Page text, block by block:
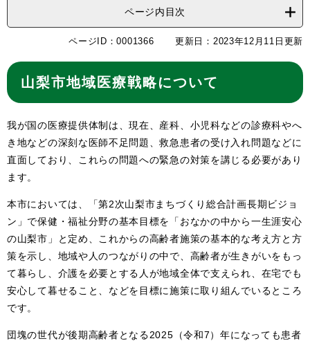
ページ内目次
ページID：0001366 更新日：2023年12月11日更新
山梨市地域医療戦略について
我が国の医療提供体制は、現在、産科、⼩児科などの診療科やへ
き地などの深刻な医師不⾜問題、救急患者の受け⼊れ問題などに
直⾯しており、これらの問題への緊急の対策を講じる必要があり
ます。
本市においては、「第2次⼭梨市まちづくり総合計画⻑期ビジョ
ン」で保健・福祉分野の基本⽬標を「おなかの中から⼀⽣涯安⼼
の⼭梨市」と定め、これからの⾼齢者施策の基本的な考え⽅と⽅
策を⽰し、地域や⼈のつながりの中で、⾼齢者が⽣きがいをもっ
て暮らし、介護を必要とする⼈が地域全体で⽀えられ、在宅でも
安⼼して暮せること、などを⽬標に施策に取り組んでいるところ
です。
団塊の世代が後期⾼齢者となる2025（令和7）年になっても患者